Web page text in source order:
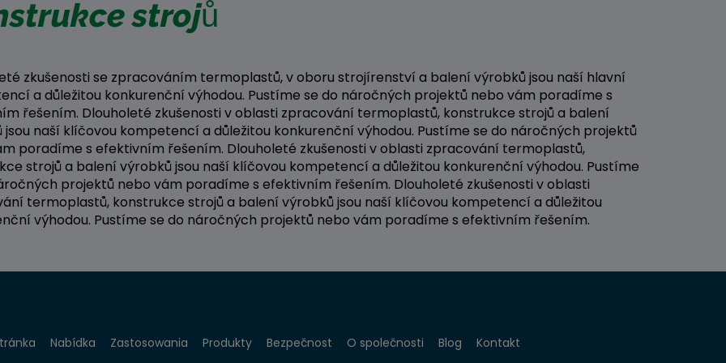
strojů
zkušenosti se zpracováním termoplastů, v oboru strojírenství a balení výrobků jsou naší hlavní
a důležitou konkurenční výhodou. Pustíme se do náročných projektů nebo vám poradíme s
řešením. Dlouholeté zkušenosti v oblasti zpracování termoplastů, konstrukce strojů a balení
jsou naší klíčovou kompetencí a důležitou konkurenční výhodou. Pustíme se do náročných projektů
poradíme s efektivním řešením. Dlouholeté zkušenosti v oblasti zpracování termoplastů,
strojů a balení výrobků jsou naší klíčovou kompetencí a důležitou konkurenční výhodou. Pustíme
projektů nebo vám poradíme s efektivním řešením. Dlouholeté zkušenosti v oblasti
termoplastů, konstrukce strojů a balení výrobků jsou naší klíčovou kompetencí a důležitou
výhodou. Pustíme se do náročných projektů nebo vám poradíme s efektivním řešením.
Nabídka Zastosowania Produkty Bezpečnost O společnosti Blog Kontakt